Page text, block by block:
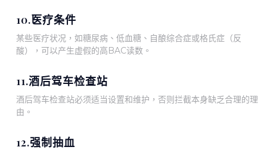
10.医疗条件
某些医疗状况，如糖尿病、低血糖、自酿综合症或格氏症（反
酸），可以产生虚假的高BAC读数。
11.酒后驾车检查站
酒后驾车检查站必须适当设置和维护，否则拦截本身缺乏合理的理
由。
12.强制抽血